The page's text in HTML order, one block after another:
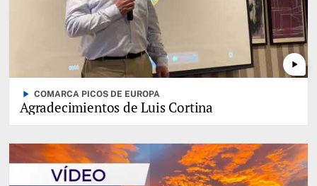
play_arrow
play_arrow COMARCA PICOS DE EUROPA
Agradecimientos de Luis Cortina